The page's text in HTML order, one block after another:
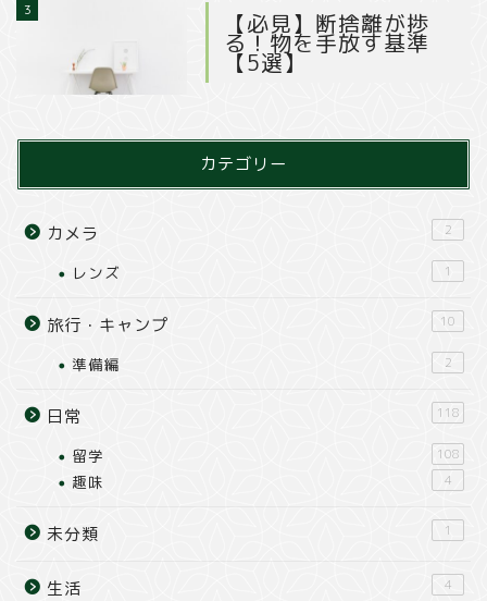
3 【必見】断捨離が捗
る！物を手放す基準
【5選】
カテゴリー
カメラ 2
レンズ 1
旅行・キャンプ 10
準備編 2
日常 118
留学 108
趣味 4
未分類 1
生活 4